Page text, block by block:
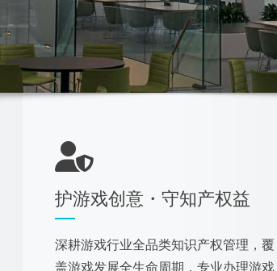
护游戏创意・守知产权益
深耕游戏行业全品类知识产权管理，覆
盖游戏发展全生命周期，专业办理游戏